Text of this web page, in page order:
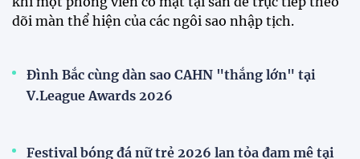
Tiền đạo Đình Bắc chốt tương lai sau tin đồn sang
Nhật Bản thi đấu
ĐKVĐ Cúp Quốc gia chiêu mộ sao trẻ của ĐT Việt